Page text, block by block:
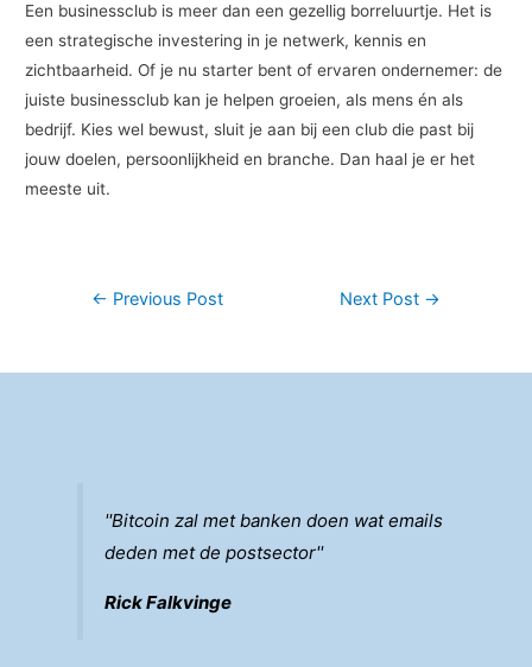
Een businessclub is meer dan een gezellig borreluurtje. Het is
een strategische investering in je netwerk, kennis en
zichtbaarheid. Of je nu starter bent of ervaren ondernemer: de
juiste businessclub kan je helpen groeien, als mens én als
bedrijf. Kies wel bewust, sluit je aan bij een club die past bij
jouw doelen, persoonlijkheid en branche. Dan haal je er het
meeste uit.
Post
← Previous Post Next Post →
''Bitcoin zal met banken doen wat emails
deden met de postsector''
Rick Falkvinge